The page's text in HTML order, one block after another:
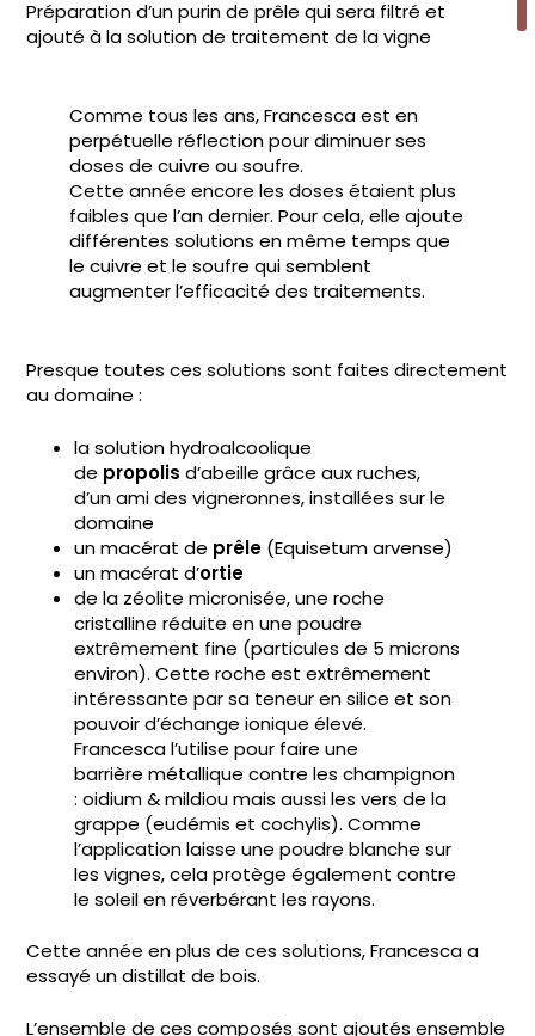
Préparation d’un purin de prêle qui sera filtré et
ajouté à la solution de traitement de la vigne
Comme tous les ans, Francesca est en
perpétuelle réflection pour diminuer ses
doses de cuivre ou soufre.
Cette année encore les doses étaient plus
faibles que l’an dernier. Pour cela, elle ajoute
différentes solutions en même temps que
le cuivre et le soufre qui semblent
augmenter l’efficacité des traitements.
Presque toutes ces solutions sont faites directement
au domaine :
la solution hydroalcoolique
de propolisd’abeille grâce aux ruches,
d’un ami des vigneronnes, installées sur le
domaine
un macérat de prêle (Equisetum arvense)
un macérat d’ortie
de la zéolite micronisée, une roche
cristalline réduite en une poudre
extrêmement fine (particules de 5 microns
environ). Cette roche est extrêmement
intéressante par sa teneur en silice et son
pouvoir d’échange ionique élevé.
Francesca l’utilise pour faire une
barrière métallique contre les champignon
: oidium & mildiou mais aussi les vers de la
grappe (eudémis et cochylis). Comme
l’application laisse une poudre blanche sur
les vignes, cela protège également contre
le soleil en réverbérant les rayons.
Cette année en plus de ces solutions, Francesca a
essayé un distillat de bois.
L’ensemble de ces composés sont ajoutés ensemble